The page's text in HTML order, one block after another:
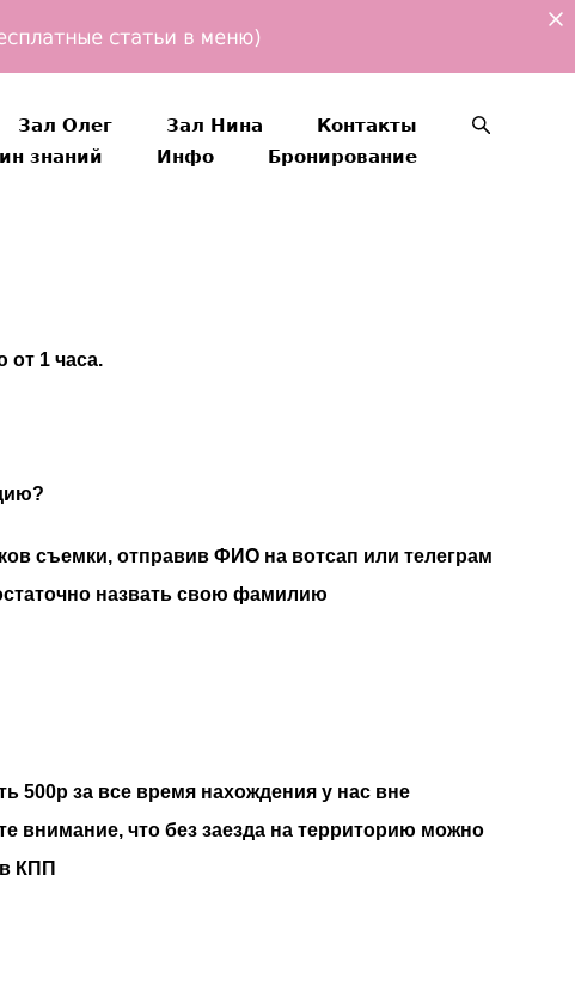
статьи в меню)
Зал Олег Зал Нина
Контакты
знаний
Инфо Бронирование
Зал Олег Зал Нина
знаний
Инфо Бронирование
от 1 часа.
съемки, отправив ФИО на вотсап или телеграм
назвать свою фамилию
500р за все время нахождения у нас вне
внимание, что без заезда на территорию можно
КПП